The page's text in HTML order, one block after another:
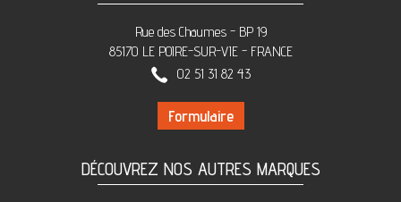
Rue des Chaumes - BP 19
85170 LE POIRE-SUR-VIE - FRANCE
02 51 31 82 43
Formulaire
DÉCOUVREZ NOS AUTRES MARQUES